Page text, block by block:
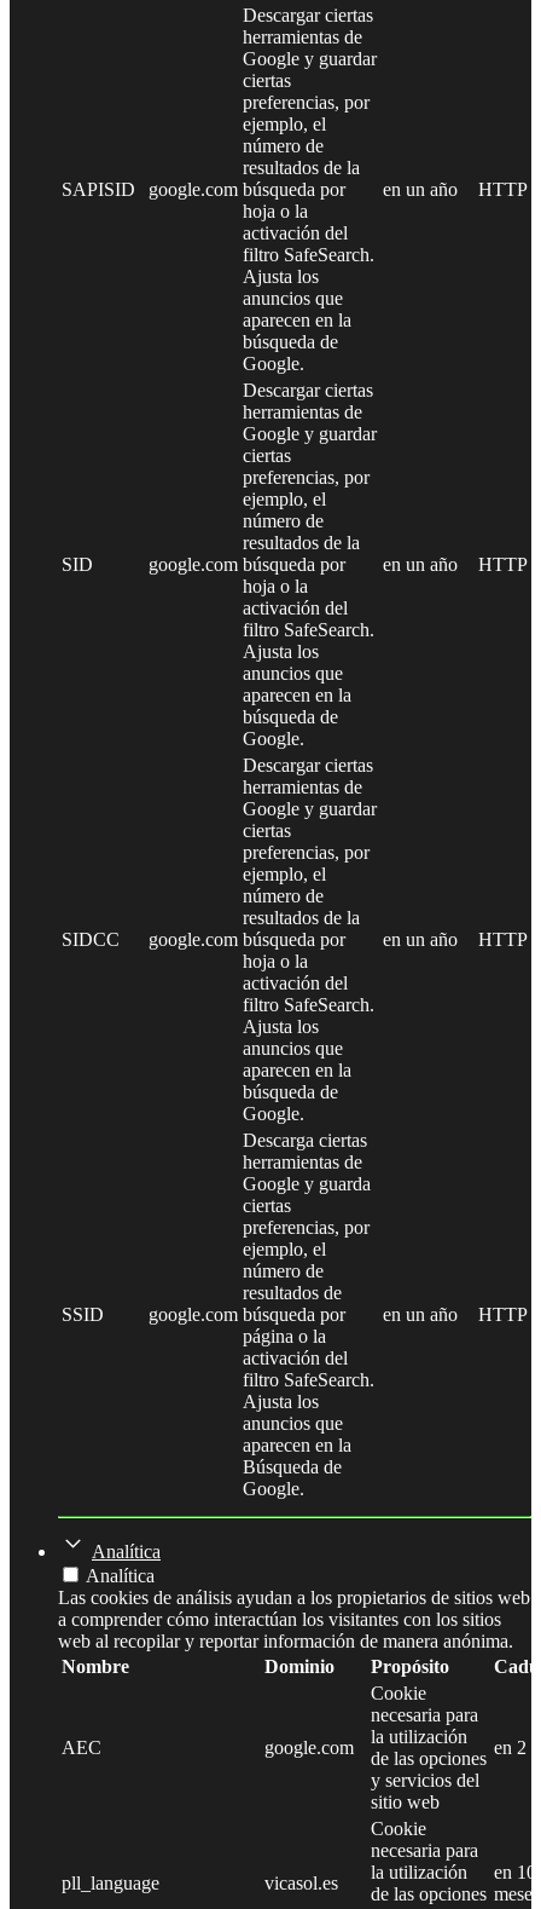
SAPISID google.com
Descargar ciertas
herramientas de
Google y guardar
ciertas
preferencias, por
ejemplo, el
número de
resultados de la
búsqueda por
hoja o la
activación del
filtro SafeSearch.
Ajusta los
anuncios que
aparecen en la
búsqueda de
Google.
en un año HTTP
SID google.com
Descargar ciertas
herramientas de
Google y guardar
ciertas
preferencias, por
ejemplo, el
número de
resultados de la
búsqueda por
hoja o la
activación del
filtro SafeSearch.
Ajusta los
anuncios que
aparecen en la
búsqueda de
Google.
en un año HTTP
SIDCC google.com
Descargar ciertas
herramientas de
Google y guardar
ciertas
preferencias, por
ejemplo, el
número de
resultados de la
búsqueda por
hoja o la
activación del
filtro SafeSearch.
Ajusta los
anuncios que
aparecen en la
búsqueda de
Google.
en un año HTTP
SSID google.com
Descarga ciertas
herramientas de
Google y guarda
ciertas
preferencias, por
ejemplo, el
número de
resultados de
búsqueda por
página o la
activación del
filtro SafeSearch.
Ajusta los
anuncios que
aparecen en la
Búsqueda de
Google.
en un año HTTP
Analítica
Analítica
Las cookies de análisis ayudan a los propietarios de sitios web
a comprender cómo interactúan los visitantes con los sitios
web al recopilar y reportar información de manera anónima.
Nombre
Dominio Propósito
AEC google.com
Cookie
necesaria para
la utilización
de las opciones
y servicios del
sitio web
en 2
pll_language vicasol.es
Cookie
necesaria para
la utilización
de las opciones
en 10
meses